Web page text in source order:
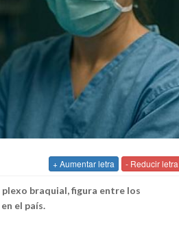
+ Aumentar letra - Reducir letra
braquial, figura entre los
el país.